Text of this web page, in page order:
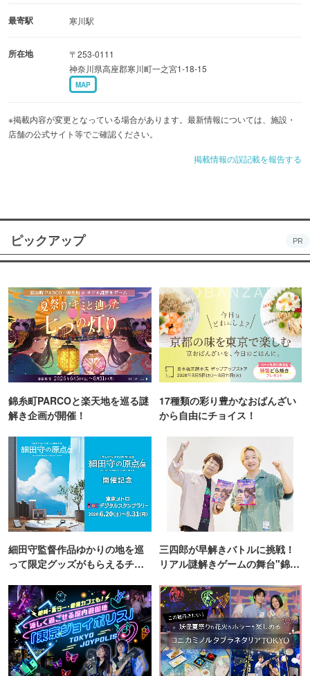
最寄駅 寒川駅
所在地
〒253-0111
神奈川県高座郡寒川町一之宮1-18-15
MAP
※掲載内容が変更となっている場合があります。最新情報については、施設・
店舗の公式サイト等でご確認ください。
掲載情報の誤記載を報告する
ピックアップ PR
錦糸町PARCOと楽天地を巡る謎
解き企画が開催！
17種類の彩り豊かなおばんざい
から自由にチョイス！
細田守監督作品ゆかりの地を巡
って限定グッズがもらえるチャ
三四郎が早解きバトルに挑戦！
リアル謎解きゲームの舞台"錦糸